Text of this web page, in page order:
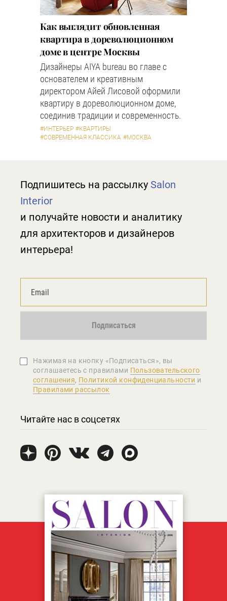
Как выглядит обновленная
квартира в дореволюционном
доме в центре Москвы
Дизайнеры AIYA bureau во главе с
основателем и креативным
директором Айей Лисовой оформили
квартиру в дореволюционном доме,
соединив традиции и современность.
#ИНТЕРЬЕР #КВАРТИРЫ
#СОВРЕМЕННАЯ КЛАССИКА #МОСКВА
Подпишитесь на рассылку Salon
Interior
и получайте новости и аналитику
для архитекторов и дизайнеров
интерьера!
Подписаться
Нажимая на кнопку «Подписаться», вы
соглашаетеcь с правилами Пользовательского
соглашения, Политикой конфиденциальности и
Правилами рассылок
Читайте нас в соцсетях